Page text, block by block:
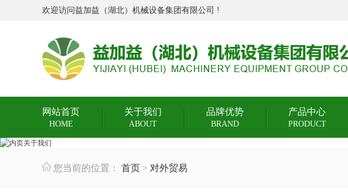
欢迎访问益加益（湖北）机械设备集团有限公司 !
网站首页
HOME
关于我们
ABOUT
品牌优势
BRAND
产品中心
PRODUCT
您当前的位置： 首页 > 对外贸易